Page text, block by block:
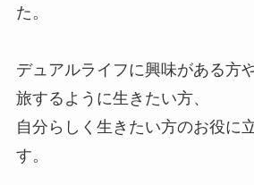
た。
デュアルライフに興味がある方
旅するように生きたい方、
自分らしく生きたい方のお役に
す。